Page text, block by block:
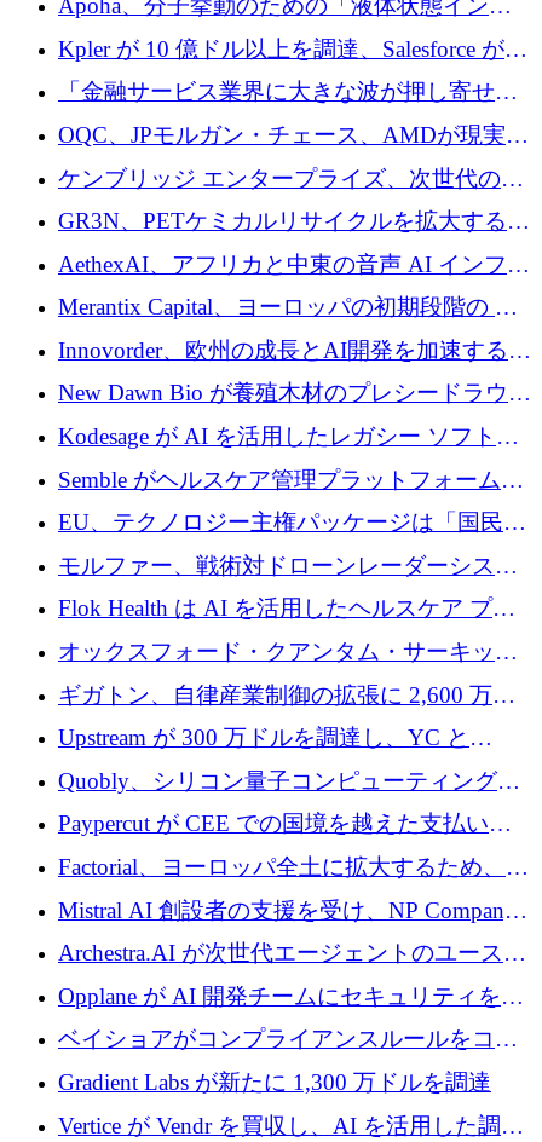
の資本シフトを呼びかけ
Apoha、分子挙動のための「液体状態インテ
リジェンス」を構築するために3,600万ドルを
かけてステルス状態から出現
Kpler が 10 億ドル以上を調達、Salesforce が
Contentful を買収、Built in Europe キャンペー
ンを開始
「金融サービス業界に大きな波が押し寄せて
いる」と「欧州初のAIネイティブ銀行」のボ
スが語る
OQC、JPモルガン・チェース、AMDが現実世
界のフィンテック・アプリケーションを探索
するためにQuantum-AIデータセンターを立ち
上げ
ケンブリッジ エンタープライズ、次世代のデ
ィープテック創設者向けにロンドンの出発点
を構築
GR3N、PETケミカルリサイクルを拡大するた
めにシリーズBで1,550万ユーロを調達
AethexAI、アフリカと中東の音声 AI インフラ
ストラクチャを構築するために 300 万ドルを
Merantix Capital、ヨーロッパの初期段階の AI
スタートアップ向けに 1 億 300 万ユーロのフ
ァンドを立ち上げる
Innovorder、欧州の成長とAI開発を加速するた
めに2,000万ユーロを確保
New Dawn Bio が養殖木材のプレシードラウン
ドで 210 万ユーロを調達
Kodesage が AI を活用したレガシー ソフトウ
ェアの最新化のために 660 万ドルを調達
Semble がヘルスケア管理プラットフォームを
拡大するためにシリーズ C で 3,000 万ポンド
を調達
EU、テクノロジー主権パッケージは「国民の
保護」に関するものだと発言
モルファー、戦術対ドローンレーダーシステ
ムを最前線に近づけるために150万ユーロを調
Flok Health は AI を活用したヘルスケア プラ
ットフォームの成長に 1,250 万ドルを投資
オックスフォード・クアンタム・サーキット
が「成人向け」2億6,000万ポンドの資金調達
ラウンドを獲得
ギガトン、自律産業制御の拡張に 2,600 万ド
ルを調達
Upstream が 300 万ドルを調達し、YC と
Xavier Niel が支援する共同 AI 受信箱を立ち上
げる
Quobly、シリコン量子コンピューティングの
商用化のためにシリーズ A で 1 億 1,500 万ユ
ーロを調達
Paypercut が CEE での国境を越えた支払いを
拡大するために 500 万ユーロを確保
Factorial、ヨーロッパ全土に拡大するため、25
億ドルの評価額で1億5,000万ドルのシリーズD
Mistral AI 創設者の支援を受け、NP Company
がエンジニアリング向け AI を推進するために
600 万ユーロのプレシードを確保
Archestra.AI が次世代エージェントのユースケ
ースを実現するために 1,000 万ドルを調達
Opplane が AI 開発チームにセキュリティをも
たらすために 450 万ユーロを調達
ベイショアがコンプライアンスルールをコー
ド化するために800万ドルを調達
Gradient Labs が新たに 1,300 万ドルを調達
Vertice が Vendr を買収し、AI を活用した調達